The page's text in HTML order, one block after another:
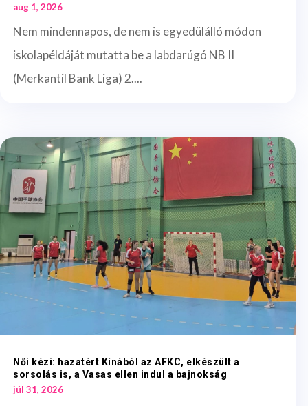
aug 1, 2026
Nem mindennapos, de nem is egyedülálló módon
iskolapéldáját mutatta be a labdarúgó NB II
(Merkantil Bank Liga) 2....
Női kézi: hazatért Kínából az AFKC, elkészült a
sorsolás is, a Vasas ellen indul a bajnokság
júl 31, 2026